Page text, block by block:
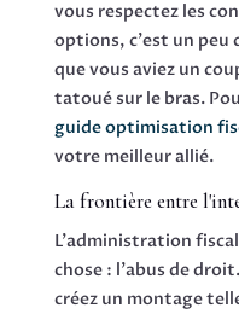
vous respectez les
options, c'est un peu
que vous aviez un
tatoué sur le bras.
guide optimisation
votre meilleur allié.
La frontière entre
L'administration
chose : l'abus de
créez un montage